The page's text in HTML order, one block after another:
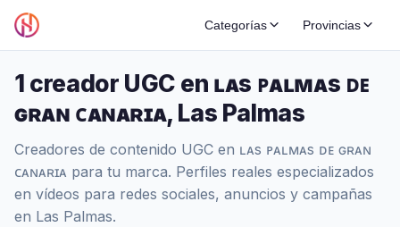
Categorías Provincias
1 creador UGC en ʟᴀs ᴘᴀʟᴍᴀs ᴅᴇ
ɢʀᴀɴ ᴄᴀɴᴀʀɪᴀ, Las Palmas
Creadores de contenido UGC en ʟᴀs ᴘᴀʟᴍᴀs ᴅᴇ ɢʀᴀɴ
ᴄᴀɴᴀʀɪᴀ para tu marca. Perfiles reales especializados
en vídeos para redes sociales, anuncios y campañas
en Las Palmas.